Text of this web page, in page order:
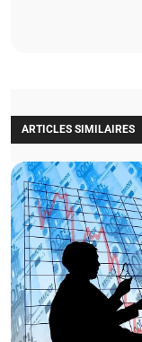
ARTICLES SIMILAIRES